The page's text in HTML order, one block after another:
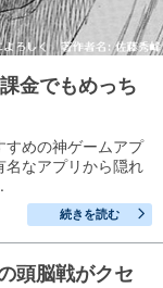
金でもめっち
すめの神ゲームアプ
名なアプリから隠れ
続きを読む
頭脳戦がクセ